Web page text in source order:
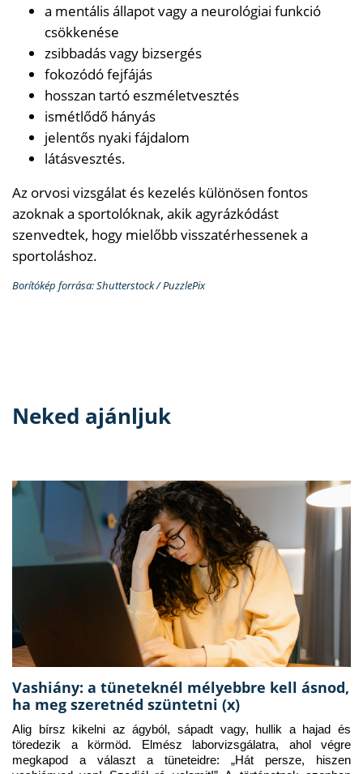
a mentális állapot vagy a neurológiai funkció
csökkenése
zsibbadás vagy bizsergés
fokozódó fejfájás
hosszan tartó eszméletvesztés
ismétlődő hányás
jelentős nyaki fájdalom
látásvesztés.
Az orvosi vizsgálat és kezelés különösen fontos
azoknak a sportolóknak, akik agyrázkódást
szenvedtek, hogy mielőbb visszatérhessenek a
sportoláshoz.
Borítókép forrása: Shutterstock / PuzzlePix
Neked ajánljuk
Vashiány: a tüneteknél mélyebbre kell ásnod,
ha meg szeretnéd szüntetni (x)
Alig bírsz kikelni az ágyból, sápadt vagy, hullik a hajad és
töredezik a körmöd. Elmész laborvizsgálatra, ahol végre
megkapod a választ a tüneteidre: „Hát persze, hiszen